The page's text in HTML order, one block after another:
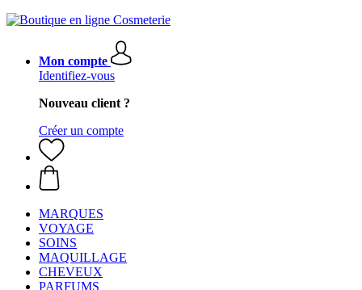
Mon compte
Identifiez-vous
Nouveau client ?
Créer un compte
MARQUES
VOYAGE
SOINS
MAQUILLAGE
CHEVEUX
PARFUMS